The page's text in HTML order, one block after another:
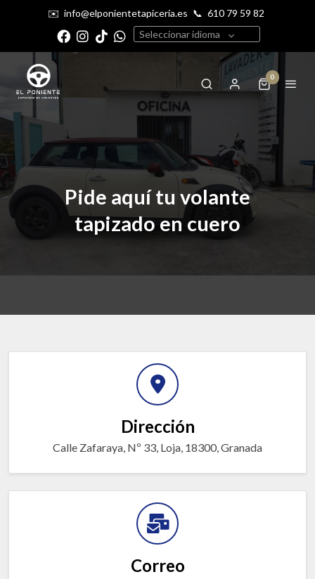
✉️ info@elponientetapiceria.es 📞 610 79 59 82
Seleccionar idioma
0
Pide aquí tu volante
tapizado en cuero
Dirección
Calle Zafaraya, Nº 33, Loja, 18300, Granada
Correo